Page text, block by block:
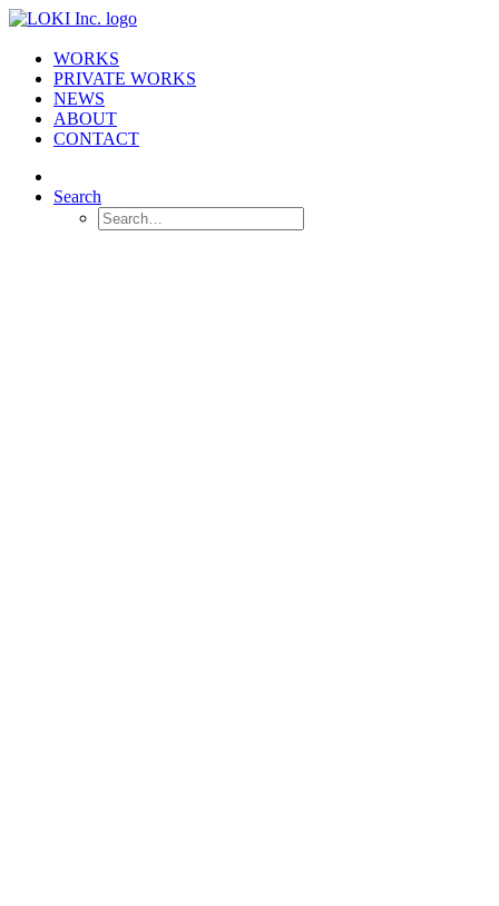
WORKS
PRIVATE WORKS
NEWS
ABOUT
CONTACT
Search